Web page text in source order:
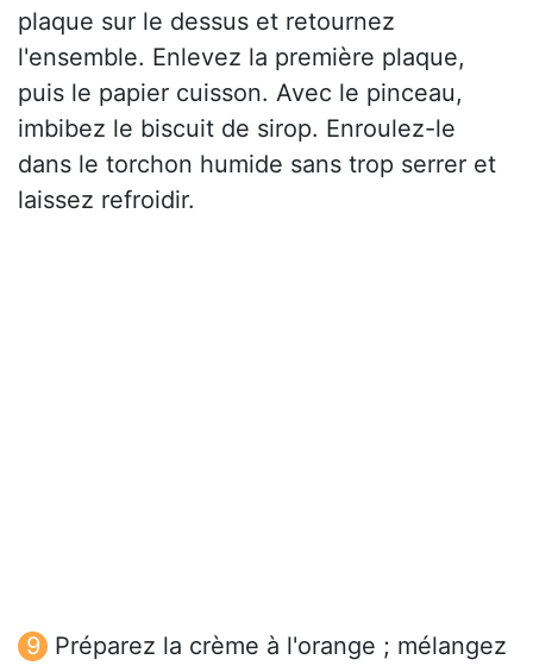
plaque sur le dessus et retournez
l'ensemble. Enlevez la première plaque,
puis le papier cuisson. Avec le pinceau,
imbibez le biscuit de sirop. Enroulez-le
dans le torchon humide sans trop serrer et
laissez refroidir.
Préparez la crème à l'orange ; mélangez